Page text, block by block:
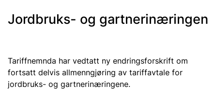
Jordbruks- og gartnerinæringen
Tariffnemnda har vedtatt ny endringsforskrift om
fortsatt delvis allmenngjøring av tariffavtale for
jordbruks- og gartnerinæringene.